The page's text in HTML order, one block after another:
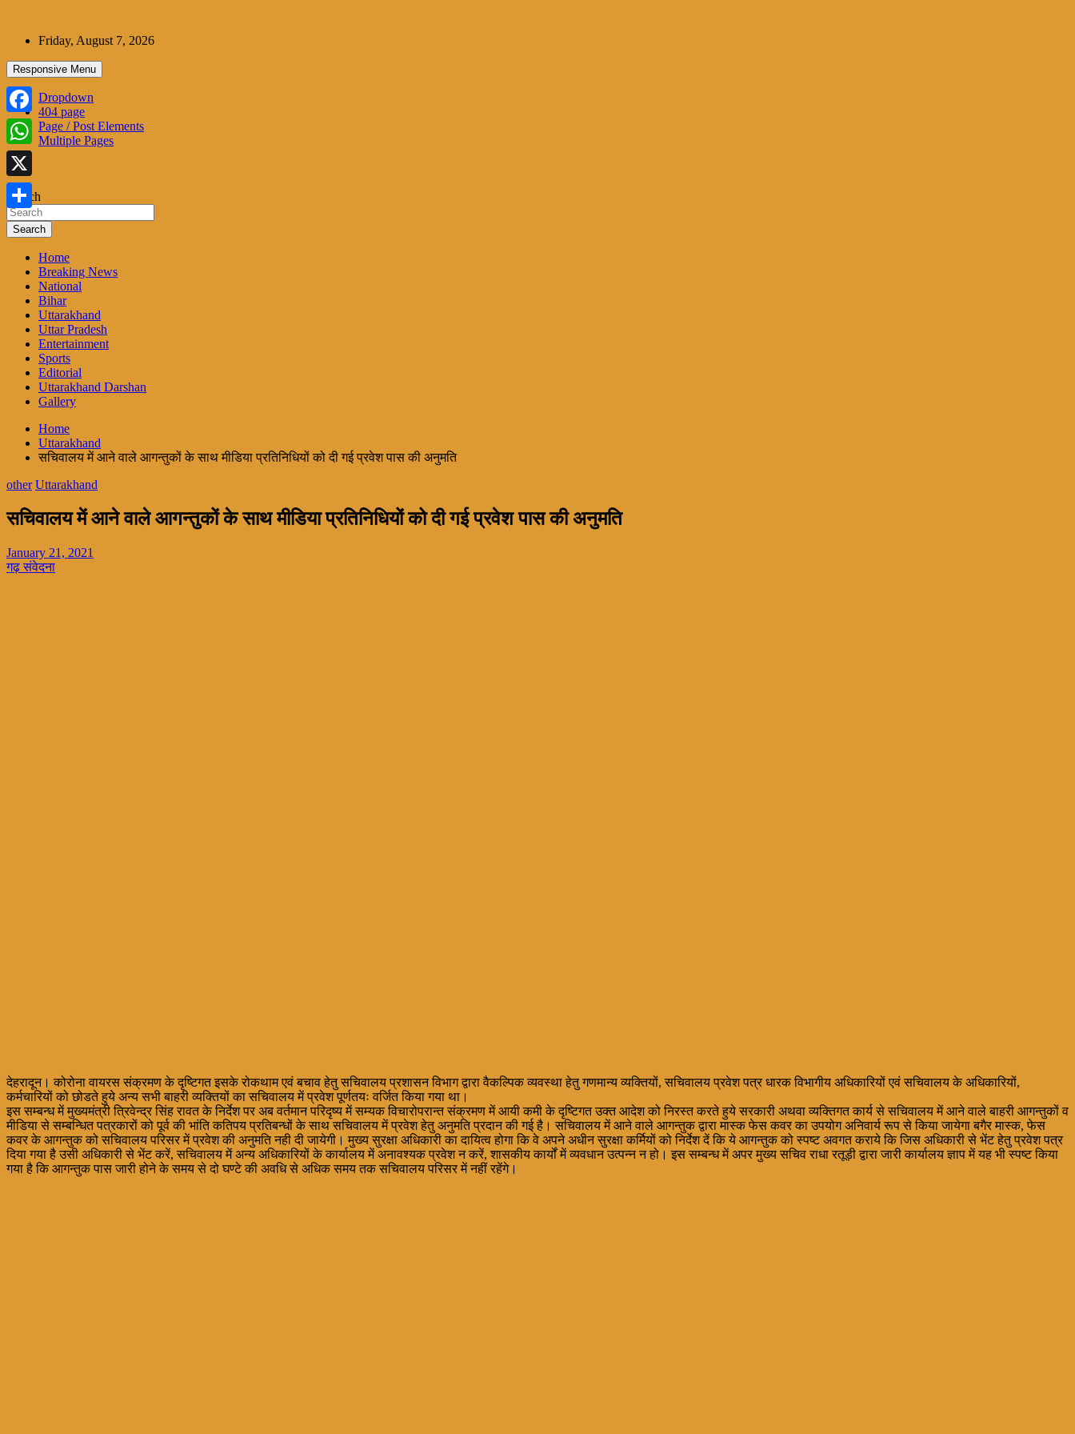
contentFriday, August 7, 2026
Responsive Menu
Dropdown
404 page
Page / Post Elements
Multiple Pages
Search
Search
Home
Breaking News
National
Bihar
Uttarakhand
Uttar Pradesh
Entertainment
Sports
Editorial
Uttarakhand Darshan
Gallery
Home
Uttarakhand
सचिवालय में आने वाले आगन्तुकों के साथ मीडिया प्रतिनिधियों को दी गई प्रवेश पास की अनुमति
other Uttarakhand
सचिवालय में आने वाले आगन्तुकों के साथ मीडिया प्रतिनिधियों को दी गई प्रवेश पास की अनुमति
January 21, 2021
गढ़ संवेदना
देहरादून। कोरोना वायरस संक्रमण के दृष्टिगत इसके रोकथाम एवं बचाव हेतु सचिवालय प्रशासन विभाग द्वारा वैकल्पिक व्यवस्था हेतु गणमान्य व्यक्तियों, सचिवालय प्रवेश पत्र धारक विभागीय अधिकारियों एवं सचिवालय के अधिकारियों,
कर्मचारियों को छोडते हुये अन्य सभी बाहरी व्यक्तियों का सचिवालय में प्रवेश पूर्णतयः वर्जित किया गया था।
इस सम्बन्ध में मुख्यमंत्री त्रिवेन्द्र सिंह रावत के निर्देश पर अब वर्तमान परिदृष्य में सम्यक विचारोपरान्त संक्रमण में आयी कमी के दृष्टिगत उक्त आदेश को निरस्त करते हुये सरकारी अथवा व्यक्तिगत कार्य से सचिवालय में आने वाले बाहरी आगन्तुकों व
मीडिया से सम्बन्धित पत्रकारों को पूर्व की भांति कतिपय प्रतिबन्धों के साथ सचिवालय में प्रवेश हेतु अनुमति प्रदान की गई है। सचिवालय में आने वाले आगन्तुक द्वारा मास्क फेस कवर का उपयोग अनिवार्य रूप से किया जायेगा बगैर मास्क, फेस
कवर के आगन्तुक को सचिवालय परिसर में प्रवेश की अनुमति नही दी जायेगी। मुख्य सुरक्षा अधिकारी का दायित्व होगा कि वे अपने अधीन सुरक्षा कर्मियों को निर्देश दें कि ये आगन्तुक को स्पष्ट अवगत कराये कि जिस अधिकारी से भेंट हेतु प्रवेश पत्र
दिया गया है उसी अधिकारी से भेंट करें, सचिवालय में अन्य अधिकारियों के कार्यालय में अनावश्यक प्रवेश न करें, शासकीय कार्यों में व्यवधान उत्पन्न न हो। इस सम्बन्ध में अपर मुख्य सचिव राधा रतूड़ी द्वारा जारी कार्यालय ज्ञाप में यह भी स्पष्ट किया
गया है कि आगन्तुक पास जारी होने के समय से दो घण्टे की अवधि से अधिक समय तक सचिवालय परिसर में नहीं रहेंगे।
Facebook
WhatsApp
X
Share